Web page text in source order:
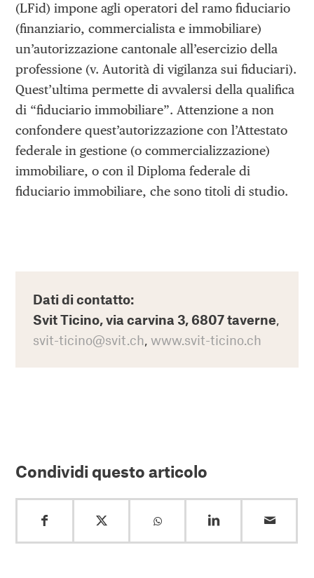
(LFid) impone agli operatori del ramo fiduciario
(finanziario, commercialista e immobiliare)
un’autorizzazione cantonale all’esercizio della
professione (v. Autorità di vigilanza sui fiduciari).
Quest’ultima permette di avvalersi della qualifica
di “fiduciario immobiliare”. Attenzione a non
confondere quest’autorizzazione con l’Attestato
federale in gestione (o commercializzazione)
immobiliare, o con il Diploma federale di
fiduciario immobiliare, che sono titoli di studio.
Dati di contatto:
Svit Ticino, via carvina 3, 6807 taverne,
svit-ticino@svit.ch,www.svit-ticino.ch
Condividi questo articolo